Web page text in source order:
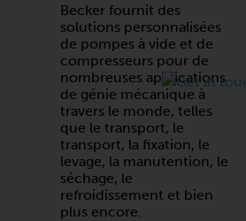
Becker fournit des
solutions personnalisées
de pompes à vide et de
compresseurs pour de
nombreuses applications
de génie mécanique à
travers le monde, telles
que le transport, le
transport, la fixation, le
levage, la manutention, le
séchage, le
refroidissement et bien
plus encore.